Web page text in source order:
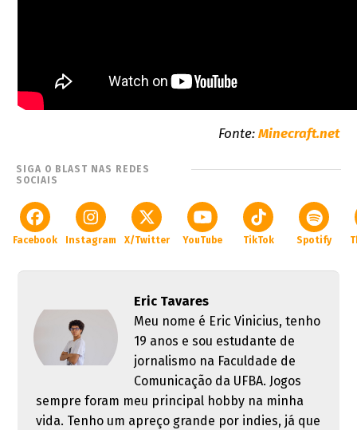
Fonte:Minecraft.net
SIGA O BLAST NAS REDES
SOCIAIS
Facebook Instagram X/Twitter YouTube TikTok Spotify
Eric Tavares
Meu nome é Eric Vinicius, tenho
19 anos e sou estudante de
jornalismo na Faculdade de
Comunicação da UFBA. Jogos
sempre foram meu principal hobby na minha
vida. Tenho um apreço grande por indies, já que